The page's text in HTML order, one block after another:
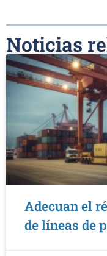
Noticias
Adecuan el
de líneas de